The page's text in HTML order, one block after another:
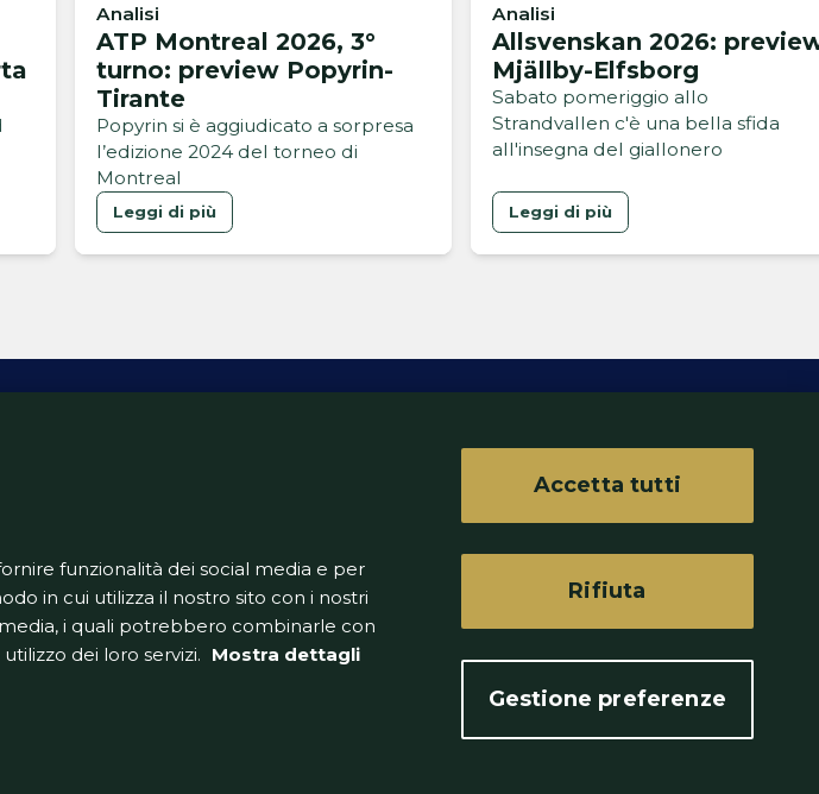
ma
Analisi
ATP Montreal 2026, 3°
turno: preview Popyrin-
Tirante
Popyrin si è aggiudicato a sorpresa
l’edizione 2024 del torneo di
Montreal
Leggi di più
Analisi
Allsvenskan 2026:
Mjällby-Elfsborg
Sabato pomeriggio allo
Strandvallen c'è una bella sfida
all'insegna del giallonero
Leggi di più
in quanto viene aggiornato senza alcuna periodicità.
funzionalità dei social media e per
in cui utilizza il nostro sito con i nostri
i quali potrebbero combinarle con
dei loro servizi. Mostra dettagli
Gestione preferenze
Rifiuta
Accetta tutti